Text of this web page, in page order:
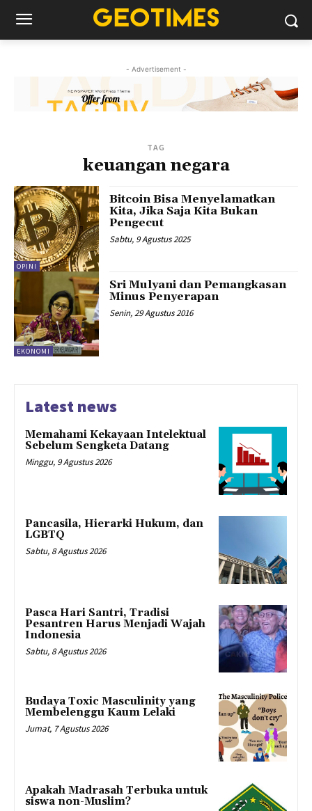
- Advertisement -
TAG
keuangan negara
OPINI
Bitcoin Bisa Menyelamatkan
Kita, Jika Saja Kita Bukan
Pengecut
Sabtu, 9 Agustus 2025
EKONOMI
Sri Mulyani dan Pemangkasan
Minus Penyerapan
Senin, 29 Agustus 2016
Latest news
Memahami Kekayaan Intelektual
Sebelum Sengketa Datang
Minggu, 9 Agustus 2026
Pancasila, Hierarki Hukum, dan
LGBTQ
Sabtu, 8 Agustus 2026
Pasca Hari Santri, Tradisi
Pesantren Harus Menjadi Wajah
Indonesia
Sabtu, 8 Agustus 2026
Budaya Toxic Masculinity yang
Membelenggu Kaum Lelaki
Jumat, 7 Agustus 2026
Apakah Madrasah Terbuka untuk
siswa non-Muslim?